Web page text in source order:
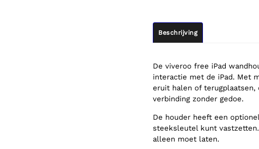
Beschrijving
De viveroo free iPad
interactie met de iPad. Met
eruit halen of terugplaatsen,
verbinding zonder gedoe.
De houder heeft een
steeksleutel kunt
alleen moet laten.